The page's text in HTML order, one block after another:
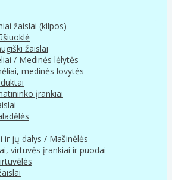
žaislai (kilpos)
žaislai
/ Medinės lėlytės
medinės lovytės
įrankiai
ir jų dalys / Mašinėlės
virtuvės įrankiai ir puodai